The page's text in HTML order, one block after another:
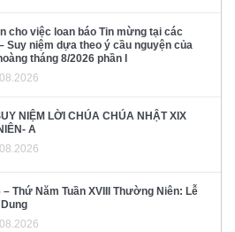
cho việc loan báo Tin mừng tại các
Suy niệm dựa theo ý cầu nguyện của
tháng 8/2026 phần I
NIỆM LỜI CHÚA CHÚA NHẬT XIX
A
– Thứ Năm Tuần XVIII Thường Niên: Lễ